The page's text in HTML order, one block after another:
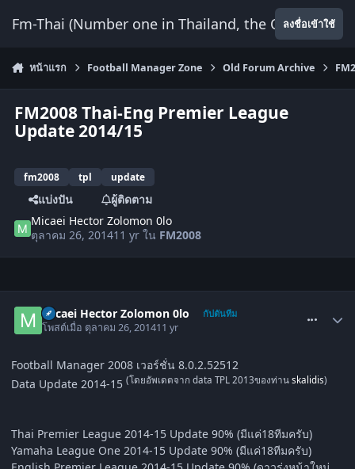
Fm-Thai (Number one in Thailand, the Onlyลงชื่อเข้าใช้
หน้าแรก Football Manager Zone Old Forum Archive
FM2008 Thai-Eng Premier League
Update 2014/15
fm2008 tpl update
แบ่งปัน
ผู้ติดตาม
Micaei Hector Zolomon 0lo
ตุลาคม 26, 201411 yr ใน FM2008
Micaei Hector Zolomon 0lo กัปตันทีม
โพสต์เมื่อ ตุลาคม 26, 201411 yr
Football Manager 2008 เวอร์ชั่น 8.0.2.52512
Data Update 2014-15 (โดยอัพเดตจาก data TPL 2013ของท่าน skalidis)
Thai Premier League 2014-15 Update 90% (มีแค่18ทีมครับ)
Yamaha League One 2014-15 Update 90% (มีแค่18ทีมครับ)